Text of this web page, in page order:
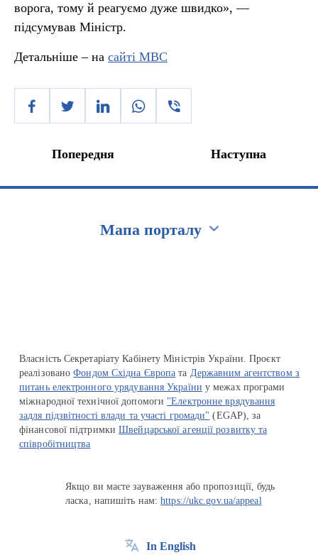
ворога, тому й реагуємо дуже швидко», —
підсумував Міністр.
Детальніше – на сайті МВС
Попередня Наступна
Мапа порталу
Власність Секретаріату Кабінету Міністрів України. Проєкт
реалізованоФондом Східна Європа та Державним агентством з
питань електронного урядування України у межах програми
міжнародної технічної допомоги "Електронне врядування
задля підзвітності влади та участі громади" (EGAP), за
фінансової підтримкиШвейцарської агенції розвитку та
співробітництва
Якщо ви маєте зауваження або пропозиції, будь
ласка, напишіть нам:https://ukc.gov.ua/appeal
In English